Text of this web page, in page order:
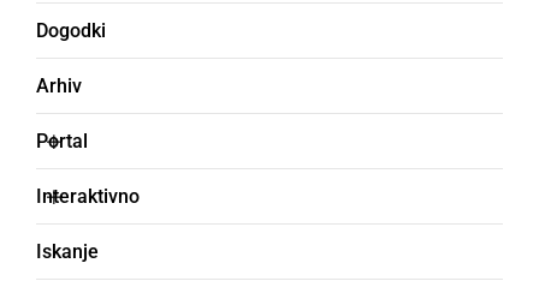
Dogodki
Arhiv
Portal
Interaktivno
Iskanje
KULTURA IN IZOBRAŽEVANJE